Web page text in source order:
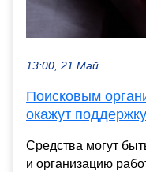
13:00, 21 Май
Поисковым
окажут поддержку
Средства могут
и организацию